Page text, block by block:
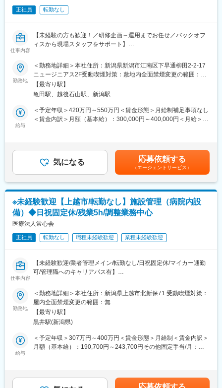
・エリアマネージャー（入社1年～／年収700～800万円）
・ブロックマネージャー（年収800～900万円）
変更の範囲：会社の定める業務
■介護業界について：
で、それに合わせて介護需要も拡大されることが期待されていま
す。また、介護業界は、介護保険制度という国の制度の中で運営
め、景気の波に左右されにくい安定産業であることも特徴です。
■同社について：
東日本福祉経営サービスグループは、介護事業所の開設・運営を
せて頂いています。2002年に会社を設立し、東京・埼玉・千葉・
新潟にて、計54事業所を運営。
正社員 転勤なし
仕事内容
【未経験の方も歓迎！／研修企画～運用までお任せ／バックオフ
ィスから現場スタッフをサポート】
同社は介護付有料老人ホームを中心に事業展開しております。本
ポジションでは研修企画担当の募集となります。
これまでは各拠点でOJTを中心に育成を行ってきましたが、今後
は会社全体として、より体系的な研修制度を整えていく方針で
す。
そのため、既存研修の運用だけでなく社員の成長を支える新しい
研修コンテンツの企画や改善にも携わっていただける方を募集し
■業務内容：
・研修ニーズの収集（現場ヒアリング、評価データ分析）
・研修の運用
・研修効果測定、内容改善
■組織構成：
配属部署は現在は２名で構成されております。
■同社について：
東日本福祉経営サービスグループは、介護事業所の開設・運営を
通じて、介護の悩みを抱えていらっしゃるお客様のサポートをさ
せて頂いています。2002年に会社を設立し、東京・埼玉・千葉・
主に介護付有料老人ホームを中心に事業展開を図っています。
■介護業界について：
昨今人口減少が進んでいる中、介護業界は数少ない成長産業とな
で、それに合わせて介護需要も拡大されることが期待されていま
す。また、介護業界は、介護保険制度という国の制度の中で運営
勤務地
＜勤務地詳細＞本社住所：新潟県新潟市江南区下早通柳田2-2-17
ニュージニアス2F受動喫煙対策：敷地内全面禁煙変更の範囲：会
社の定める事業所
【最寄り駅】
亀田駅、越後石山駅、新潟駅
給与
＜予定年収＞420万円～550万円＜賃金形態＞月給制補足事項なし
＜賃金内訳＞月額（基本給）：300,000円～400,000円＜月給＞
（7月、12月）賃金はあくまでも目安の金額であり、選考を通じ
て上下する可能性があります。月給(月額)は固定手当を含めた表記
です。
気になる 応募依頼する
（エージェントサービス）
※未経験歓迎【上越市/転勤なし】施設管理（病院内設
備）◆日祝固定休/残業5h/調整業務中心
医療法人常心会
正社員 転勤なし 職種未経験歓迎 業種未経験歓迎
仕事内容
【未経験歓迎/業者管理メイン/転勤なし/日祝固定休/マイカー通勤
可/管理職へのキャリアパス有】
給排水、空調等）及び車両の事務的な管理業務をお任せします。
■職務内容：
・病院内設備（電気、給排水、空調、その他）の修繕や点検等の
管理業務
・実作業を行う業者への見積もり要請（相見積もり等）
・簡単な修繕業務（蛍光灯交換や簡単な修繕など。日曜大工程
・車両（２６人乗り送迎用マイクロバス１台、乗用車１０台）の
勤務地
＜勤務地詳細＞本社住所：新潟県上越市北新保71 受動喫煙対策：
屋内全面禁煙変更の範囲：無
【最寄り駅】
黒井駅(新潟県)
給与
＜予定年収＞307万円～400万円＜賃金形態＞月給制＜賃金内訳＞
月額（基本給）：190,700円～243,700円その他固定手当/月：
長/550万円賃金はあくまでも目安の金額であり、選考を通じて上